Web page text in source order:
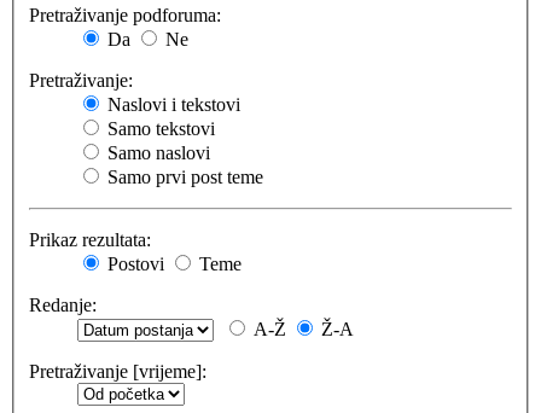
Pretraživanje podforuma:
Da
Ne
Pretraživanje:
Naslovi i tekstovi
Samo tekstovi
Samo naslovi
Samo prvi post teme
Prikaz rezultata:
Postovi
Teme
Redanje:
A-Ž
Ž-A
Pretraživanje [vrijeme]: